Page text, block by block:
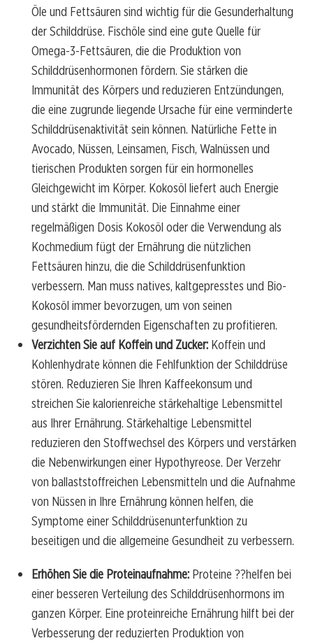
Öle und Fettsäuren sind wichtig für die Gesunderhaltung
der Schilddrüse. Fischöle sind eine gute Quelle für
Omega-3-Fettsäuren, die die Produktion von
Schilddrüsenhormonen fördern. Sie stärken die
Immunität des Körpers und reduzieren Entzündungen,
die eine zugrunde liegende Ursache für eine verminderte
Schilddrüsenaktivität sein können. Natürliche Fette in
Avocado, Nüssen, Leinsamen, Fisch, Walnüssen und
tierischen Produkten sorgen für ein hormonelles
Gleichgewicht im Körper. Kokosöl liefert auch Energie
und stärkt die Immunität. Die Einnahme einer
regelmäßigen Dosis Kokosöl oder die Verwendung als
Kochmedium fügt der Ernährung die nützlichen
Fettsäuren hinzu, die die Schilddrüsenfunktion
verbessern. Man muss natives, kaltgepresstes und Bio-
Kokosöl immer bevorzugen, um von seinen
gesundheitsfördernden Eigenschaften zu profitieren.
Verzichten Sie auf Koffein und Zucker: Koffein und
Kohlenhydrate können die Fehlfunktion der Schilddrüse
stören. Reduzieren Sie Ihren Kaffeekonsum und
streichen Sie kalorienreiche stärkehaltige Lebensmittel
aus Ihrer Ernährung. Stärkehaltige Lebensmittel
reduzieren den Stoffwechsel des Körpers und verstärken
die Nebenwirkungen einer Hypothyreose. Der Verzehr
von ballaststoffreichen Lebensmitteln und die Aufnahme
von Nüssen in Ihre Ernährung können helfen, die
Symptome einer Schilddrüsenunterfunktion zu
beseitigen und die allgemeine Gesundheit zu verbessern.
Erhöhen Sie die Proteinaufnahme: Proteine ??helfen bei
einer besseren Verteilung des Schilddrüsenhormons im
ganzen Körper. Eine proteinreiche Ernährung hilft bei der
Verbesserung der reduzierten Produktion von